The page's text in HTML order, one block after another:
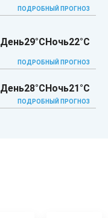
ПОДРОБНЫЙ ПРОГНОЗ
День29°CНочь22°C
ПОДРОБНЫЙ ПРОГНОЗ
День28°CНочь21°C
ПОДРОБНЫЙ ПРОГНОЗ